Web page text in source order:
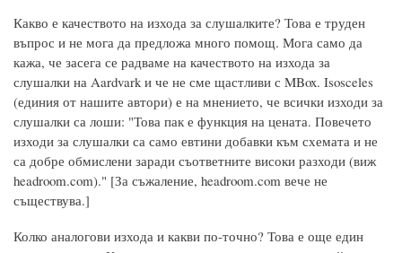
Какво е качеството на изхода за слушалките? Това е труден
въпрос и не мога да предложа много помощ. Мога само да
кажа, че засега се радваме на качеството на изхода за
слушалки на Aardvark и че не сме щастливи с MBox. Isosceles
(единия от нашите автори) е на мнението, че всички изходи за
слушалки са лоши: "Това пак е функция на цената. Повечето
изходи за слушалки са само евтини добавки към схемата и не
са добре обмислени заради съответните високи разходи (виж
headroom.com)." [За съжаление, headroom.com вече не
съществува.]
Колко аналогови изхода и какви по-точно? Това е още един